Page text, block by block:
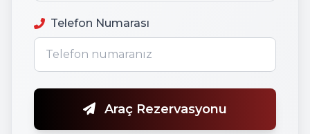
Telefon Numarası
Araç Rezervasyonu